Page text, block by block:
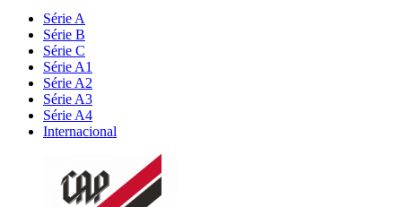
Série A
Série B
Série C
Série A1
Série A2
Série A3
Série A4
Internacional